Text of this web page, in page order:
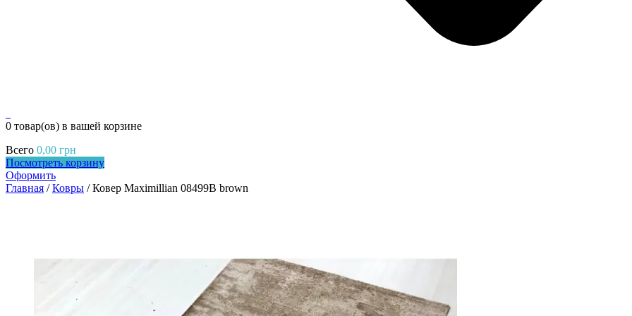
0 товар(ов) в вашей корзине
Всего 0,00 грн
Посмотреть корзину
Оформить
Главная /Ковры / Ковер Maximillian 08499B brown